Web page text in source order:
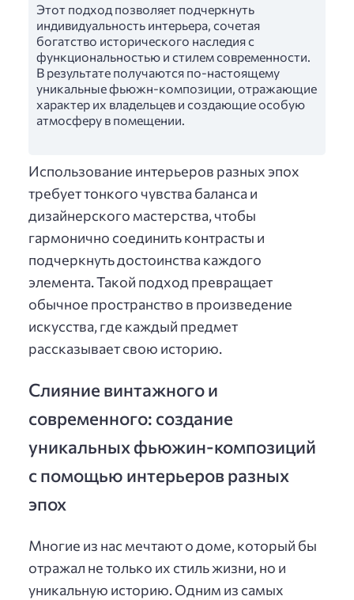
Этот подход позволяет подчеркнуть
индивидуальность интерьера, сочетая
богатство исторического наследия с
функциональностью и стилем современности.
В результате получаются по-настоящему
уникальные фьюжн-композиции, отражающие
характер их владельцев и создающие особую
атмосферу в помещении.
Использование интерьеров разных эпох
требует тонкого чувства баланса и
дизайнерского мастерства, чтобы
гармонично соединить контрасты и
подчеркнуть достоинства каждого
элемента. Такой подход превращает
обычное пространство в произведение
искусства, где каждый предмет
рассказывает свою историю.
Слияние винтажного и
современного: создание
уникальных фьюжин-композиций
с помощью интерьеров разных
эпох
Многие из нас мечтают о доме, который бы
отражал не только их стиль жизни, но и
уникальную историю. Одним из самых